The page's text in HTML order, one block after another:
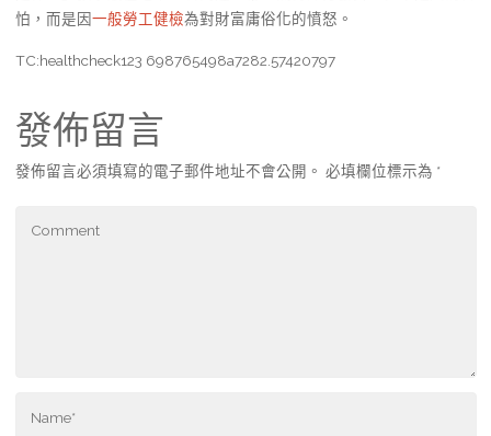
怕，而是因一般勞工健檢為對財富庸俗化的憤怒。
TC:healthcheck123 698765498a7282.57420797
發佈留言
發佈留言必須填寫的電子郵件地址不會公開。 必填欄位標示為 *